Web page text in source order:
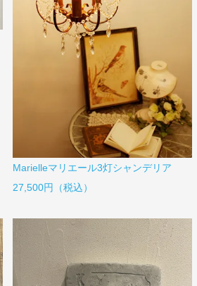
Marielleマリエール3灯シャンデリア
27,500円（税込）